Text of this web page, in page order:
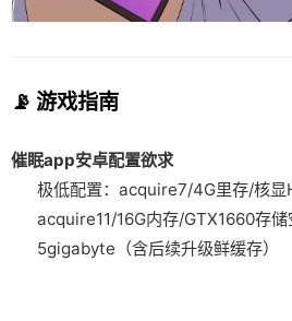
📡 游戏指南
催眠app安卓配置欲求
​极低配置​：acquire7/4G里存/核显
acquire11/16G内存/GTX1660存储
5gigabyte（含后续升级鲜缓存）